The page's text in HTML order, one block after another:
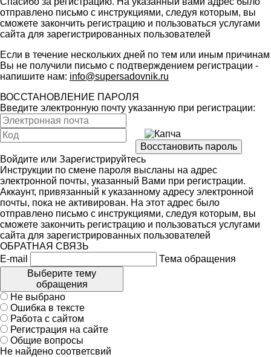
отправлено письмо с инструкциями, следуя которым, вы
сможете закончить регистрацию и пользоваться услугами
сайта для зарегистрированных пользователей
Если в течение нескольких дней по тем или иным причинам
Вы не получили письмо с подтверждением регистрации -
напишите нам: info@supersadovnik.ru
ВОССТАНОВЛЕНИЕ ПАРОЛЯ
Введите электронную почту указанную при регистрации:
Войдите или Зарегистрируйтесь
Инструкции по смене пароля высланы на адрес
электронной почты, указанный Вами при регистрации.
Аккаунт, привязанный к указанному адресу электронной
почты, пока не активирован. На этот адрес было
отправлено письмо с инструкциями, следуя которым, вы
сможете закончить регистрацию и пользоваться услугами
сайта для зарегистрированных пользователей
ОБРАТНАЯ СВЯЗЬ
E-mail
Тема обращения
Выберите тему
обращения
Не выбрано
Ошибка в тексте
Работа с сайтом
Регистрация на сайте
Общие вопросы
Не найдено соответсвий